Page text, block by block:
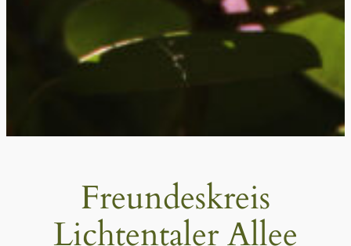
Freundeskreis
Lichtentaler Allee